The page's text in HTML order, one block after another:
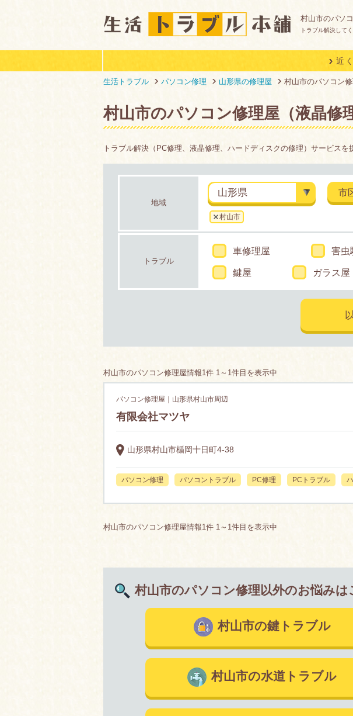
村山市のパソ
トラブル解決して
近
生活トラブル パソコン修理 山形県の修理屋 村山市のパソコン
村山市のパソコン修理屋（液晶修
トラブル解決（PC修理、液晶修理、ハードディスクの修理）サービス
地域
山形県 市
村山市
トラブル
車修理屋 害虫
鍵屋 ガラス屋
村山市のパソコン修理屋情報1件 1～1件目を表示中
パソコン修理屋｜山形県村山市周辺
有限会社マツヤ
山形県村山市楯岡十日町4-38
パソコン修理 パソコントラブル PC修理 PCトラブル
村山市のパソコン修理屋情報1件 1～1件目を表示中
村山市のパソコン修理以外のお悩みは
村山市の鍵トラブル
村山市の水道トラブル